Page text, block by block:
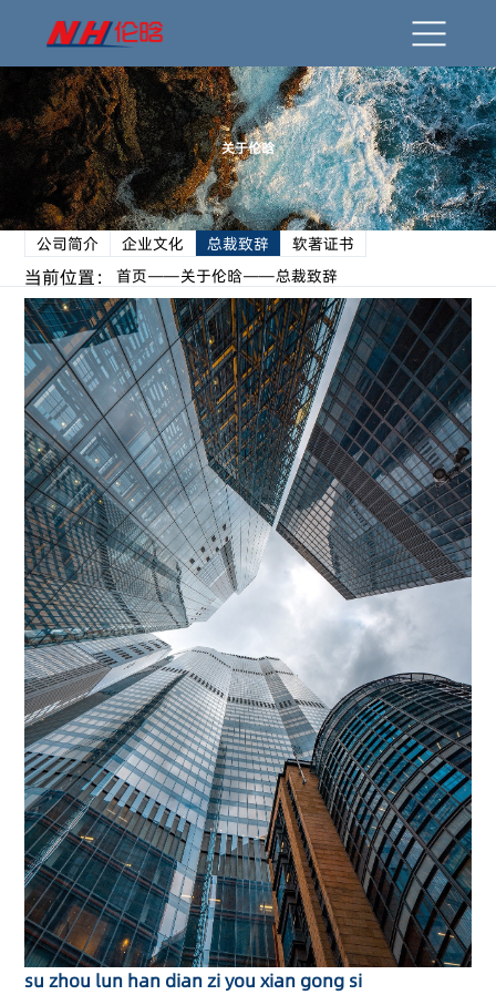
关于伦晗
公司简介 企业文化 总裁致辞 软著证书
当前位置： 首页 关于伦晗 总裁致辞
su zhou lun han dian zi you xian gong si